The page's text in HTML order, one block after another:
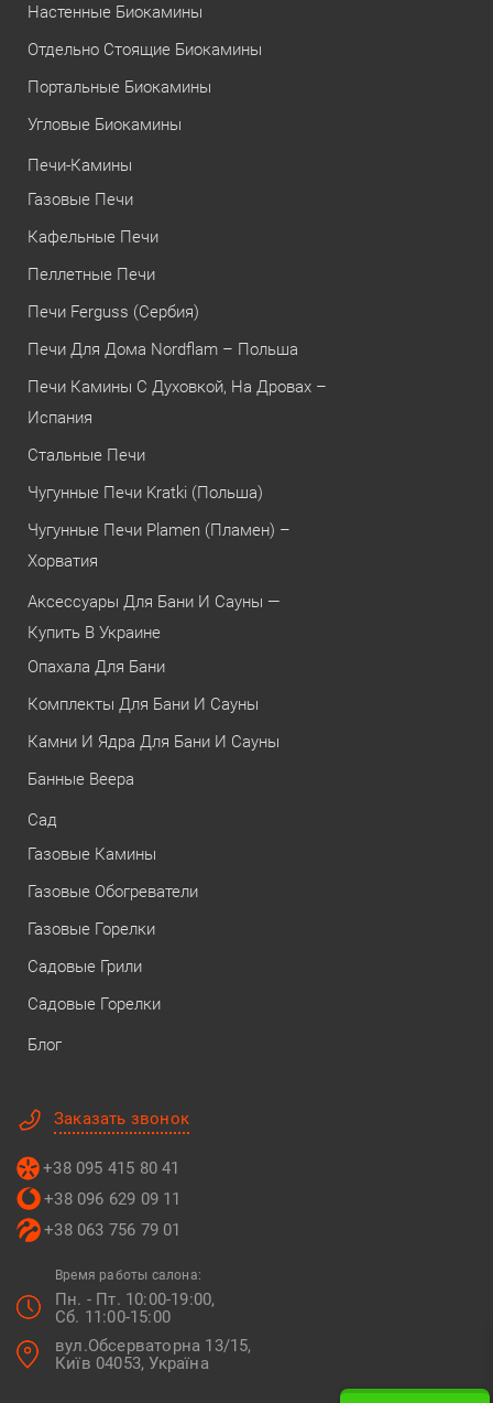
Настенные Биокамины
Отдельно Стоящие Биокамины
Портальные Биокамины
Угловые Биокамины
Печи-Камины
Газовые Печи
Кафельные Печи
Пеллетные Печи
Печи Ferguss (Сербия)
Печи Для Дома Nordflam – Польша
Печи Камины С Духовкой, На Дровах –
Испания
Стальные Печи
Чугунные Печи Kratki (Польша)
Чугунные Печи Plamen (Пламен) –
Хорватия
Аксессуары Для Бани И Сауны —
Купить В Украине
Опахала Для Бани
Комплекты Для Бани И Сауны
Камни И Ядра Для Бани И Сауны
Банные Веера
Сад
Газовые Камины
Газовые Обогреватели
Газовые Горелки
Садовые Грили
Садовые Горелки
Блог
Заказать звонок
+38 095 415 80 41
+38 096 629 09 11
+38 063 756 79 01
Время работы салона:
Пн. - Пт. 10:00-19:00,
Сб. 11:00-15:00
вул.Обсерваторна 13/15,
Київ 04053, Україна